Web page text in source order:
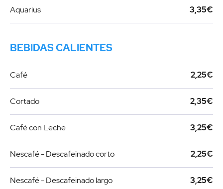
Aquarius 3,35€
BEBIDAS CALIENTES
Café 2,25€
Cortado 2,35€
Café con Leche 3,25€
Nescafé - Descafeinado corto 2,25€
Nescafé - Descafeinado largo 3,25€